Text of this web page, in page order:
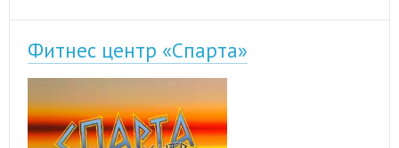
Фитнес центр «Спарта»